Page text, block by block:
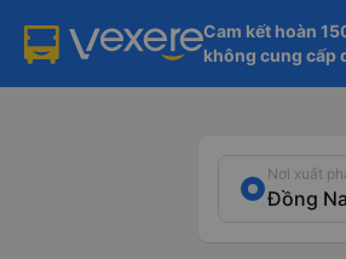
Cam kết hoàn
không cung cấp
Nơi xuất